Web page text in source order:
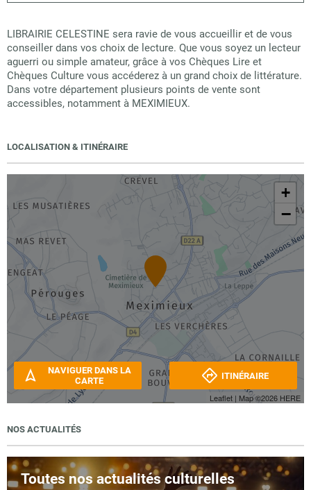
LIBRAIRIE CELESTINE sera ravie de vous accueillir et de vous
conseiller dans vos choix de lecture. Que vous soyez un lecteur
aguerri ou simple amateur, grâce à vos Chèques Lire et
Chèques Culture vous accéderez à un grand choix de littérature.
Dans votre département plusieurs points de vente sont
accessibles, notamment à MEXIMIEUX.
LOCALISATION & ITINÉRAIRE
+
−
Leaflet | Map ©2026 HERE
NAVIGUER DANS LA
CARTE
ITINÉRAIRE
NOS ACTUALITÉS
Toutes nos actualités culturelles